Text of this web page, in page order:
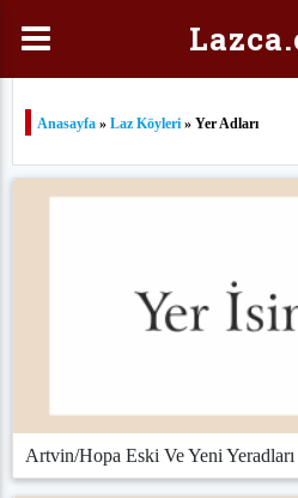
Laz
Anasayfa » Laz Köyleri » Yer Adları
Artvin/Hopa Eski Ve Yeni Yeradları